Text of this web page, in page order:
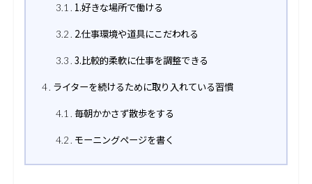
3.1 1.好きな場所で働ける
3.2 2.仕事環境や道具にこだわれる
3.3 3.比較的柔軟に仕事を調整できる
4 ライターを続けるために取り入れている習慣
4.1 毎朝かかさず散歩をする
4.2 モーニングページを書く